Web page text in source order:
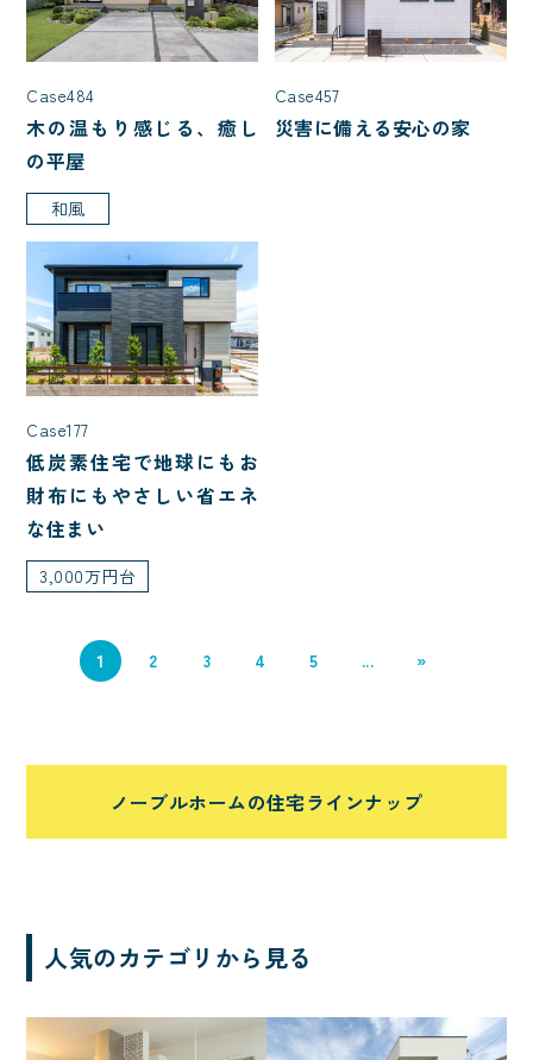
Case484
木の温もり感じる、癒し
の平屋
和風
Case457
災害に備える安心の家
Case177
低炭素住宅で地球にもお
財布にもやさしい省エネ
な住まい
3,000万円台
1 2 3 4 5 ... »
ノーブルホームの住宅ラインナップ
人気のカテゴリから見る
特殊建築
屋根型
入母屋
寄棟
こだわり・性能
2階リビング
ハイトリビング
ファミリークローク
アイランドキッチン
自転車
インテリア・内観
二の字キッチン
間接照明
収納たっぷり
サーフィン
吹き抜けのある家
音楽
シニアにやさしい
シャワールーム
子育て